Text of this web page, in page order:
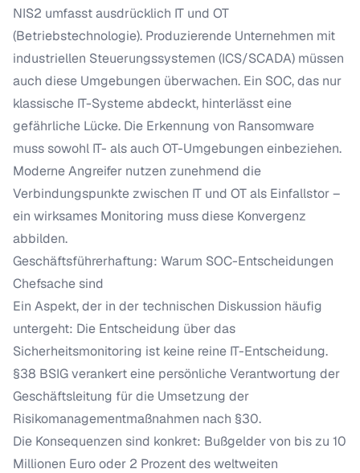
NIS2 umfasst ausdrücklich IT und OT
(Betriebstechnologie). Produzierende Unternehmen mit
industriellen Steuerungssystemen (ICS/SCADA) müssen
auch diese Umgebungen überwachen. Ein SOC, das nur
klassische IT-Systeme abdeckt, hinterlässt eine
gefährliche Lücke. Die Erkennung von Ransomware
muss sowohl IT- als auch OT-Umgebungen einbeziehen.
Moderne Angreifer nutzen zunehmend die
Verbindungspunkte zwischen IT und OT als Einfallstor –
ein wirksames Monitoring muss diese Konvergenz
abbilden.
Geschäftsführerhaftung: Warum SOC-Entscheidungen
Chefsache sind
Ein Aspekt, der in der technischen Diskussion häufig
untergeht: Die Entscheidung über das
Sicherheitsmonitoring ist keine reine IT-Entscheidung.
§38 BSIG verankert eine persönliche Verantwortung der
Geschäftsleitung für die Umsetzung der
Risikomanagementmaßnahmen nach §30.
Die Konsequenzen sind konkret: Bußgelder von bis zu 10
Millionen Euro oder 2 Prozent des weltweiten